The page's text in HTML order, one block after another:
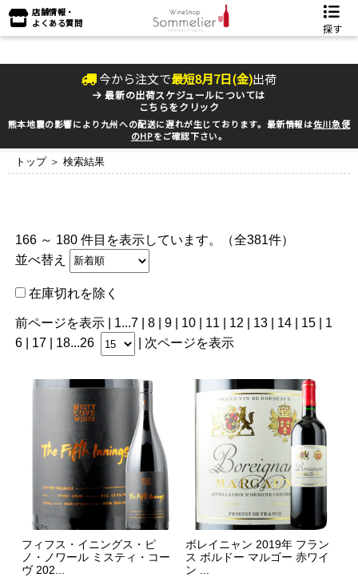
店舗情報・
よくある質問
探す
今から注文で最短8月7日(金)出荷
最新の出荷スケジュールについては
こちらをクリック
熊本地震の影響により九州への配送に遅れが生じております。最新情報は佐川急便
のHPをご確認下さい。
トップ ＞ 検索結果
166 ～ 180 件目を表示しています。（全381件）
並べ替え
在庫切れを除く
前ページを表示| 1...7 8| 9| 10| 11| 12 | 13| 14| 15| 1
6| 17 18...26 次ページを表示
フィフス・イニングス・ピ
ノ・ノワール ミスティ・コー
ヴ 202...
ボレイニャン 2019年 フラン
ス ボルドー マルゴー 赤ワイ
ン ...